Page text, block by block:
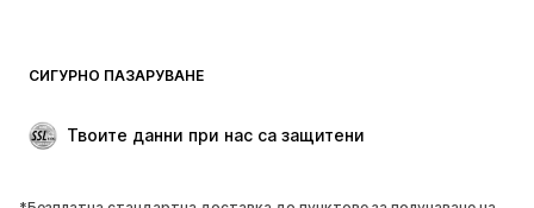
Специални Поводи
СИГУРНО ПАЗАРУВАНЕ
Твоите данни при нас са защитени